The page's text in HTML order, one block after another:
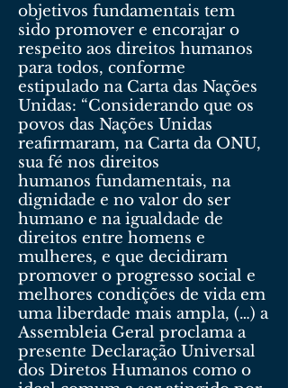
objetivos fundamentais tem
sido promover e encorajar o
respeito aos direitos humanos
para todos, conforme
estipulado na Carta das Nações
Unidas: “Considerando que os
povos das Nações Unidas
reafirmaram, na Carta da ONU,
sua fé nos direitos
humanos fundamentais, na
dignidade e no valor do ser
humano e na igualdade de
direitos entre homens e
mulheres, e que decidiram
promover o progresso social e
melhores condições de vida em
uma liberdade mais ampla, (…) a
Assembleia Geral proclama a
presente Declaração Universal
dos Diretos Humanos como o